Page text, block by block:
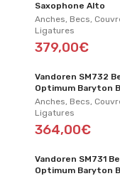
Saxophone Alto
Anches, Becs,
Ligatures
379,00€
Vandoren SM732
Optimum Baryton
Anches, Becs,
Ligatures
364,00€
Vandoren SM731
Optimum Baryton